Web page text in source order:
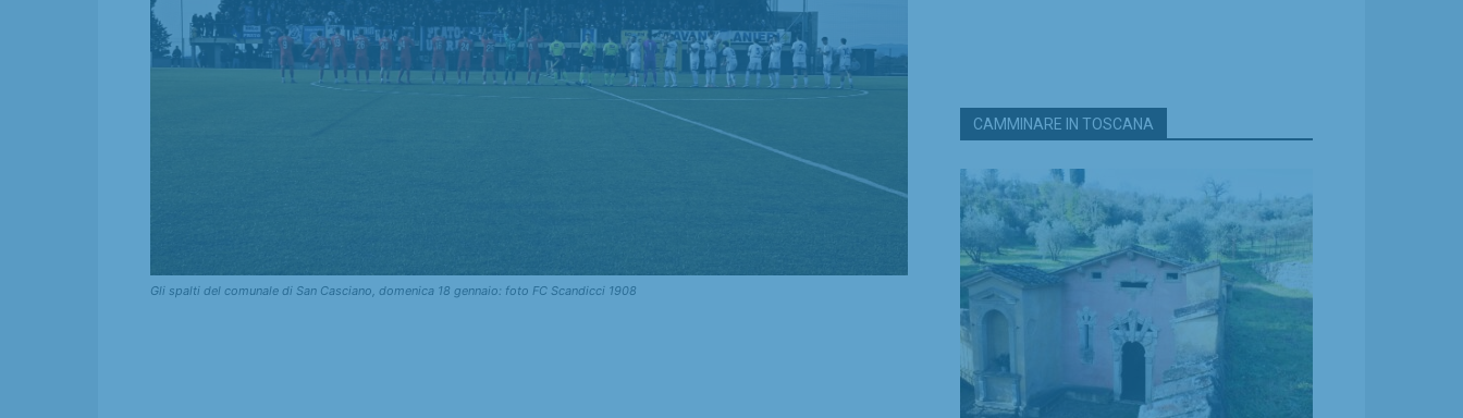
Gli spalti del comunale di San Casciano, domenica 18 gennaio: foto FC Scandicci 1908
CAMMINARE IN TOSCANA